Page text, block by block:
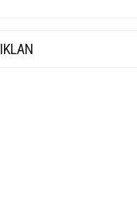
IKLAN